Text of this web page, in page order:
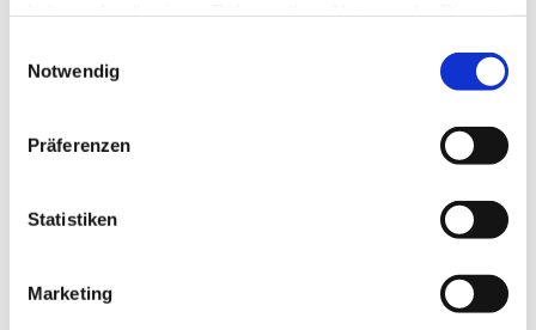
Notwendig
Präferenzen
Statistiken
Marketing
Dies könnte Sie auch